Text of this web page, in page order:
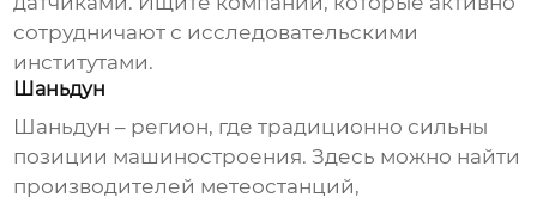
сотрудничают с исследовательскими
институтами.
Шаньдун
Шаньдун – регион, где традиционно сильны
позиции машиностроения. Здесь можно найти
производителей метеостанций,